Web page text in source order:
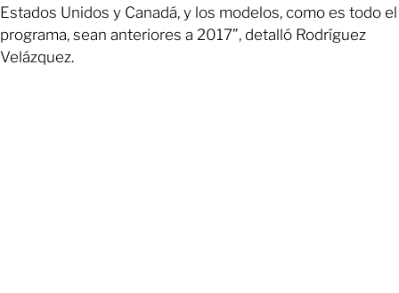
Estados Unidos y Canadá, y los modelos, como es todo el
programa, sean anteriores a 2017”, detalló Rodríguez
Velázquez.